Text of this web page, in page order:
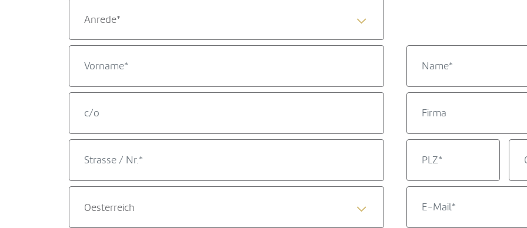
Anrede*
Oesterreich